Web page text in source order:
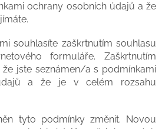
ochrany osobních údajů a že
souhlasíte zaškrtnutím souhlasu
formuláře. Zaškrtnutím
jste seznámen/a s podmínkami
a že je v celém rozsahu
tyto podmínky změnit. Novou